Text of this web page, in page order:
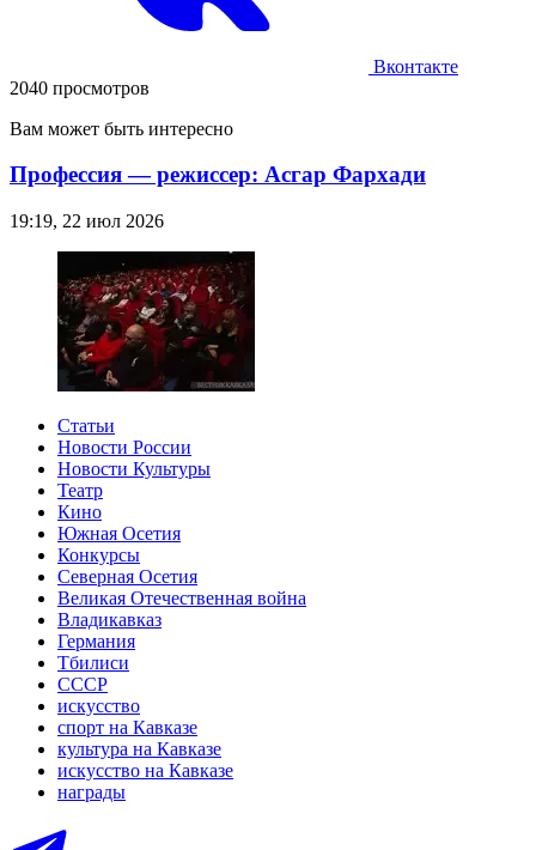
Вконтакте
2040 просмотров
Вам может быть интересно
Профессия — режиссер: Асгар Фархади
19:19, 22 июл 2026
Статьи
Новости России
Новости Культуры
Театр
Кино
Южная Осетия
Конкурсы
Северная Осетия
Великая Отечественная война
Владикавказ
Германия
Тбилиси
СССР
искусство
спорт на Кавказе
культура на Кавказе
искусство на Кавказе
награды